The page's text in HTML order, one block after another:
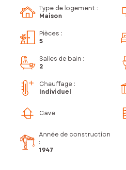
Type de logement :
Maison
Pièces :
5
Salles de bain :
2
Chauffage :
Individuel
Cave
Année de construction
:
1947